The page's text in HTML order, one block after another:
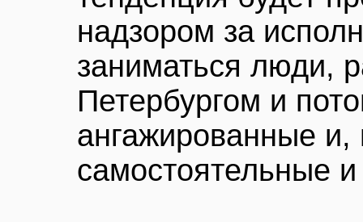
надзором за
заниматься люди,
Петербургом и
ангажированные
самостоятельные